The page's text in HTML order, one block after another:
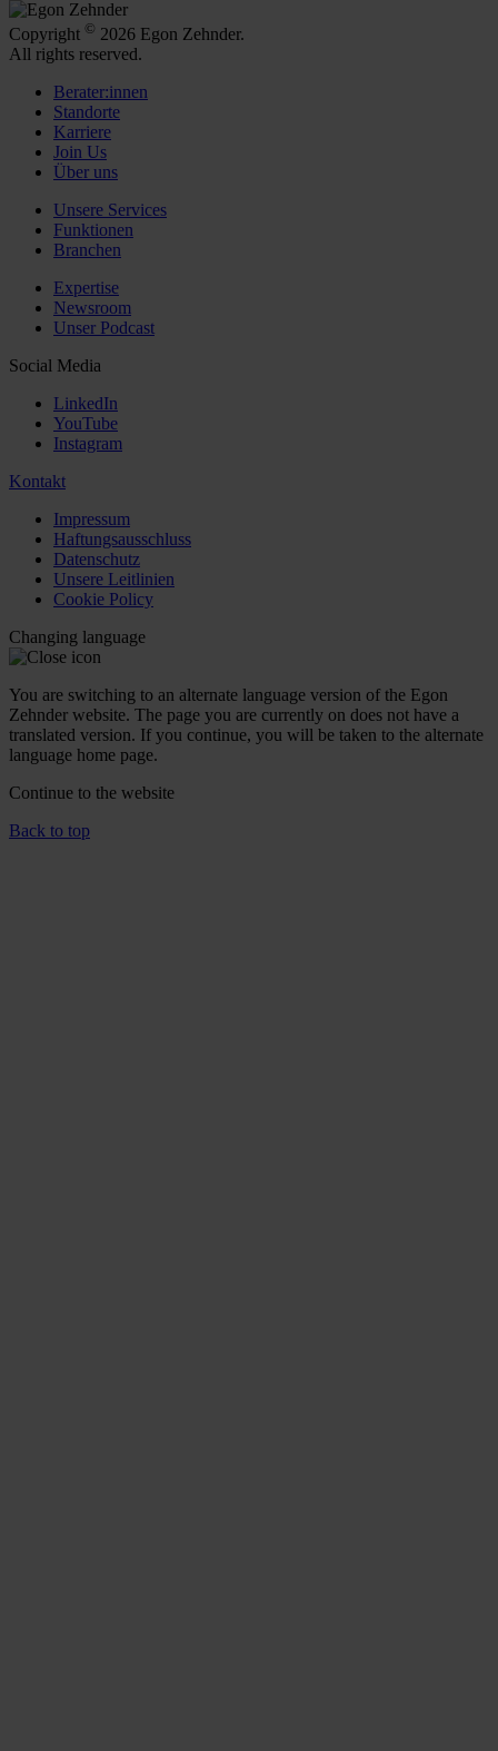
Copyright © 2026 Egon Zehnder.
All rights reserved.
Berater:innen
Standorte
Karriere
Join Us
Über uns
Unsere Services
Funktionen
Branchen
Expertise
Newsroom
Unser Podcast
Social Media
LinkedIn
YouTube
Instagram
Kontakt
Impressum
Haftungsausschluss
Datenschutz
Unsere Leitlinien
Cookie Policy
Changing language
You are switching to an alternate language version of the Egon
Zehnder website. The page you are currently on does not have a
translated version. If you continue, you will be taken to the alternate
language home page.
Continue to the website
Back to top